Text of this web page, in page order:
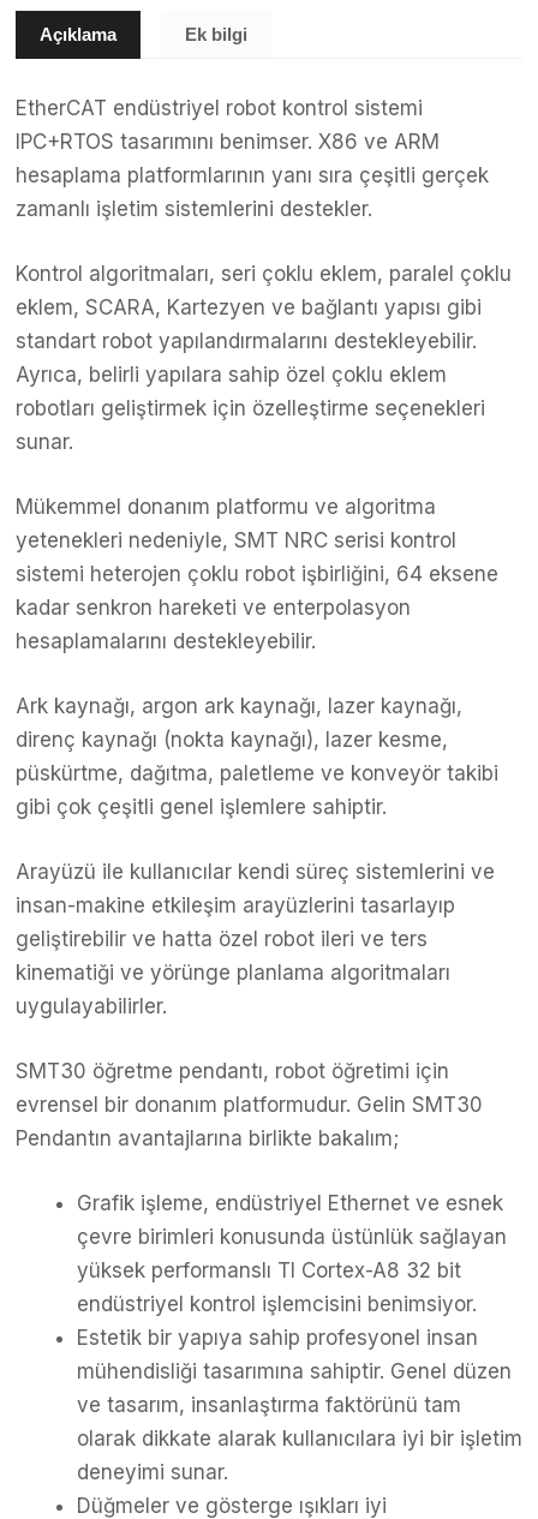
Açıklama Ek bilgi
EtherCAT endüstriyel robot kontrol sistemi
IPC+RTOS tasarımını benimser. X86 ve ARM
hesaplama platformlarının yanı sıra çeşitli gerçek
zamanlı işletim sistemlerini destekler.
Kontrol algoritmaları, seri çoklu eklem, paralel çoklu
eklem, SCARA, Kartezyen ve bağlantı yapısı gibi
standart robot yapılandırmalarını destekleyebilir.
Ayrıca, belirli yapılara sahip özel çoklu eklem
robotları geliştirmek için özelleştirme seçenekleri
sunar.
Mükemmel donanım platformu ve algoritma
yetenekleri nedeniyle, SMT NRC serisi kontrol
sistemi heterojen çoklu robot işbirliğini, 64 eksene
kadar senkron hareketi ve enterpolasyon
hesaplamalarını destekleyebilir.
Ark kaynağı, argon ark kaynağı, lazer kaynağı,
direnç kaynağı (nokta kaynağı), lazer kesme,
püskürtme, dağıtma, paletleme ve konveyör takibi
gibi çok çeşitli genel işlemlere sahiptir.
Arayüzü ile kullanıcılar kendi süreç sistemlerini ve
insan-makine etkileşim arayüzlerini tasarlayıp
geliştirebilir ve hatta özel robot ileri ve ters
kinematiği ve yörünge planlama algoritmaları
uygulayabilirler.
SMT30 öğretme pendantı, robot öğretimi için
evrensel bir donanım platformudur. Gelin SMT30
Pendantın avantajlarına birlikte bakalım;
Grafik işleme, endüstriyel Ethernet ve esnek
çevre birimleri konusunda üstünlük sağlayan
yüksek performanslı TI Cortex-A8 32 bit
endüstriyel kontrol işlemcisini benimsiyor.
Estetik bir yapıya sahip profesyonel insan
mühendisliği tasarımına sahiptir. Genel düzen
ve tasarım, insanlaştırma faktörünü tam
olarak dikkate alarak kullanıcılara iyi bir işletim
deneyimi sunar.
Düğmeler ve gösterge ışıkları iyi